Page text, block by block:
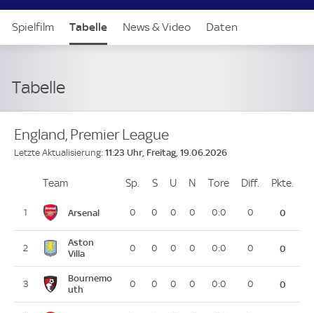
e
Spielfilm Tabelle News & Video Daten
Tabelle
England, Premier League
Letzte Aktualisierung: 11:23 Uhr, Freitag, 19.06.2026
PlatzTeam Sp. Spiele
SSiege
U Unentschieden
N Niederlagen
Tore ToreDiff. Differenz
Pkte.
1 Arsenal 0 0 0 0 0:0 0 0
2
Aston
Villa
0 0 0 0 0:0 0 0
3
Bournemo
uth
0 0 0 0 0:0 0 0